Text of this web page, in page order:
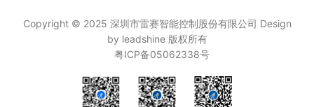
Copyright © 2025 深圳市雷赛智能控制股份有限公司 Design
by leadshine 版权所有
粤ICP备05062338号